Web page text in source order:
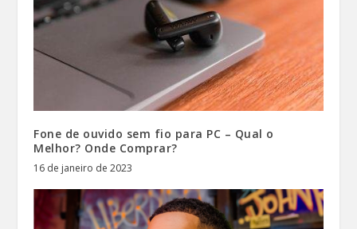
Fone de ouvido sem fio para PC – Qual o
Melhor? Onde Comprar?
16 de janeiro de 2023